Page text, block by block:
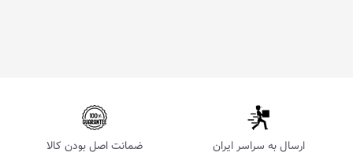
ارسال به سراسر ایران ضمانت اصل بودن کالا